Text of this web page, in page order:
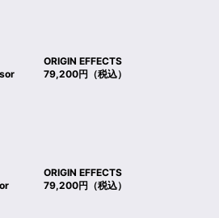
ORIGIN EFFECTS
79,200円（税込）
ORIGIN EFFECTS
79,200円（税込）